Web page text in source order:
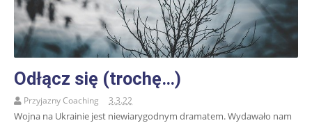
Odłącz się (trochę…)
Przyjazny Coaching 3.3.22
Wojna na Ukrainie jest niewiarygodnym dramatem. Wydawało nam